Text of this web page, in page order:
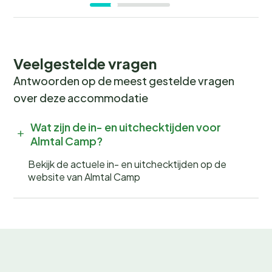
Veelgestelde vragen
Antwoorden op de meest gestelde vragen
over deze accommodatie
Wat zijn de in- en uitchecktijden voor
Almtal Camp?
Bekijk de actuele in- en uitchecktijden op de
website van Almtal Camp